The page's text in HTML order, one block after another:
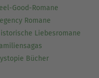
Good-Romane
Romane
Liebesromane
Bücher